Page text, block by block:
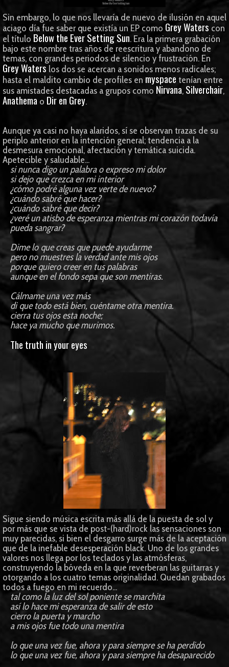
Sin embargo, lo que nos llevaría de nuevo de ilusión en aquel
aciago día fue saber que existía un EP como Grey Waters con
el título Below the Ever Setting Sun. Era la primera grabación
bajo este nombre tras años de reescritura y abandono de
temas, con grandes periodos de silencio y frustración. En
Grey Waters los dos se acercan a sonidos menos radicales;
hasta el maldito cambio de profiles en myspace tenían entre
sus amistades destacadas a grupos como Nirvana, Silverchair,
Anathema o Dir en Grey.
Aunque ya casi no haya alaridos, sí se observan trazas de su
periplo anterior en la intención general; tendencia a la
desmesura emocional, afectación y temática suicida.
Apetecible y saludable...
si nunca digo un palabra o expreso mi dolor
si dejo que crezca en mi interior
¿cómo podré alguna vez verte de nuevo?
¿cuándo sabré que hacer?
¿cuándo sabré que decir?
¿veré un atisbo de esperanza mientras mi corazón todavía
pueda sangrar?
Dime lo que creas que puede ayudarme
pero no muestres la verdad ante mis ojos
porque quiero creer en tus palabras
aunque en el fondo sepa que son mentiras.
Cálmame una vez más
di que todo está bien, cuéntame otra mentira.
cierra tus ojos esta noche;
hace ya mucho que murimos.
The truth in your eyes
Sigue siendo música escrita más allá de la puesta de sol y
por más que se vista de post-(hard)rock las sensaciones son
muy parecidas, si bien el desgarro surge más de la aceptación
que de la inefable desesperación black. Uno de los grandes
valores nos llega por los teclados y las atmósferas,
construyendo la bóveda en la que reverberan las guitarras y
otorgando a los cuatro temas originalidad. Quedan grabados
todos a fuego en mi recuerdo...
tal como la luz del sol poniente se marchita
así lo hace mi esperanza de salir de esto
cierro la puerta y marcho
a mis ojos fue todo una mentira
lo que una vez fue, ahora y para siempre se ha perdido
lo que una vez fue, ahora y para siempre ha desaparecido